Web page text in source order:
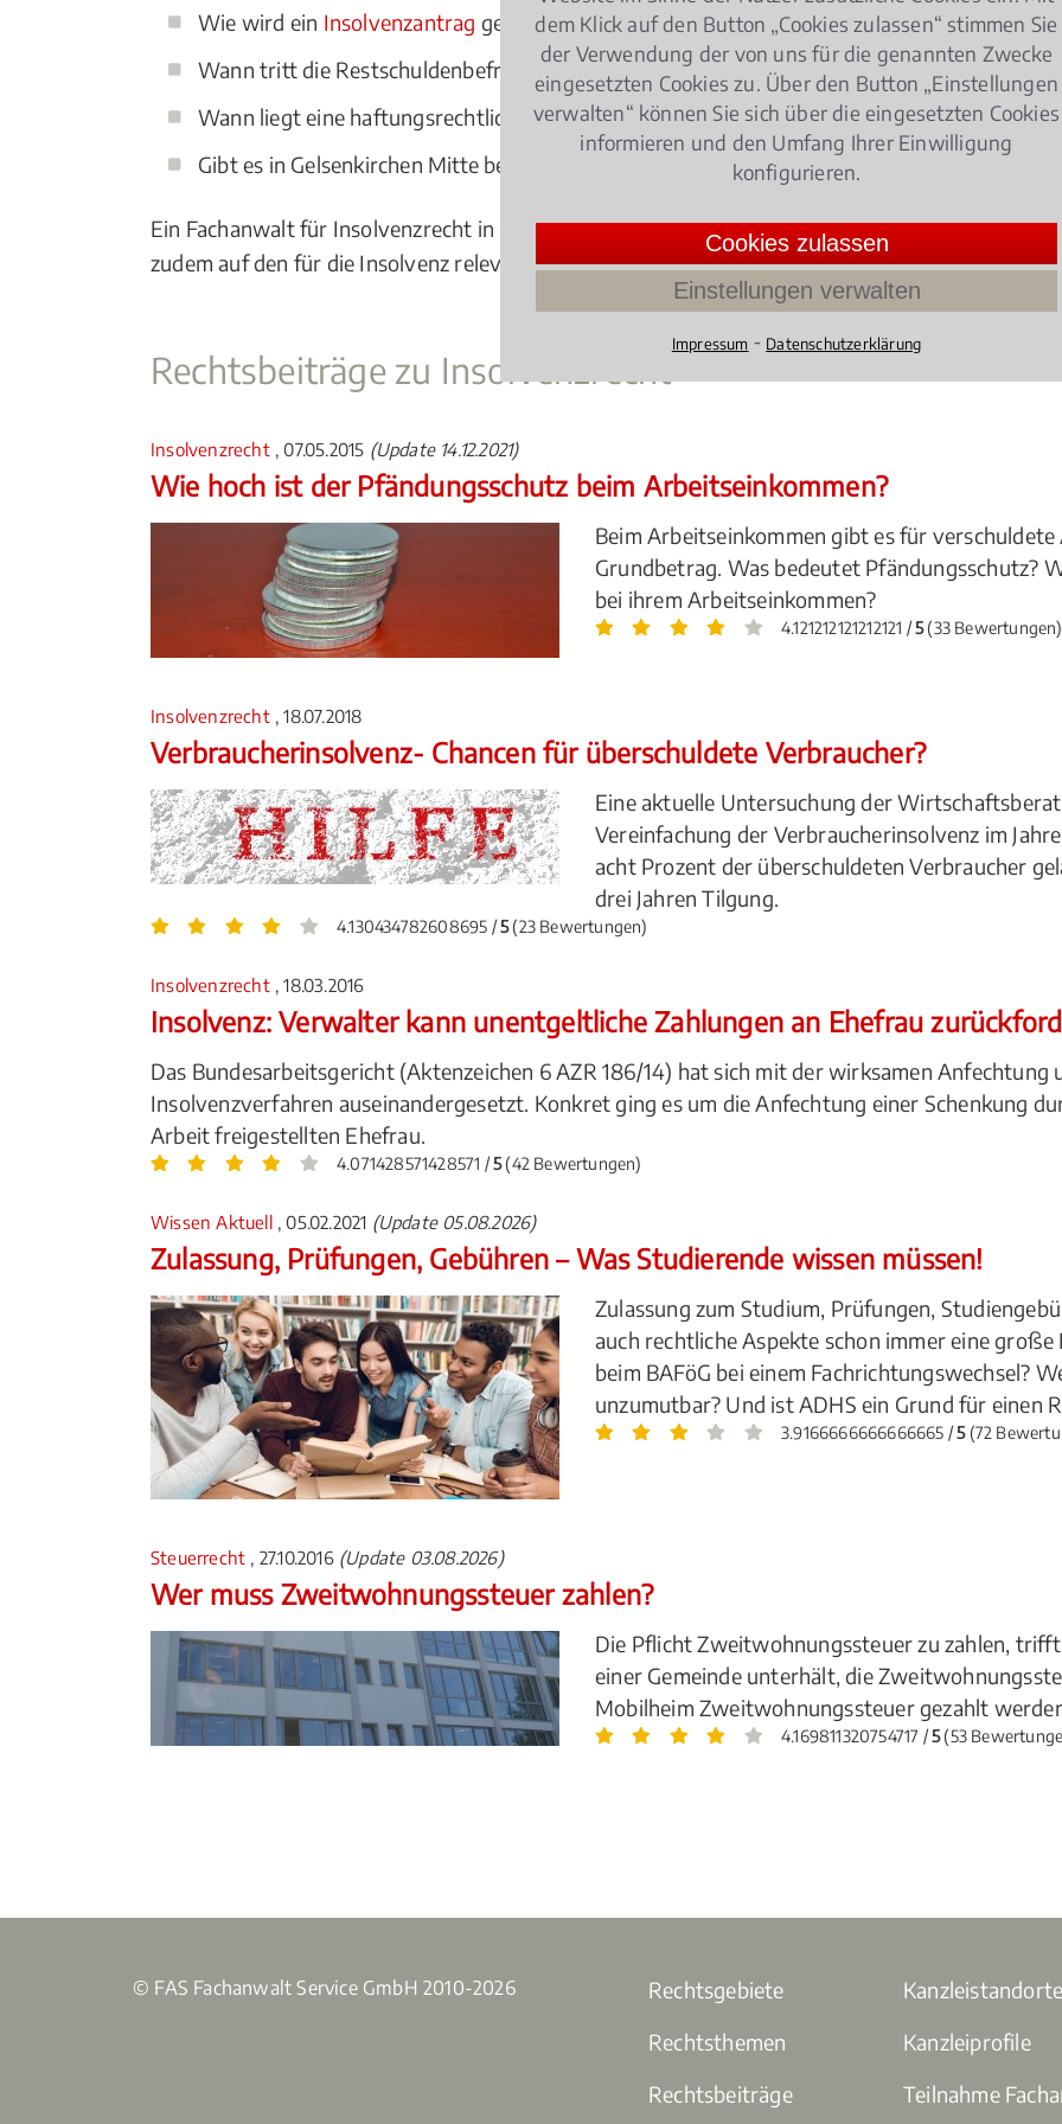
Wie wird ein Insolvenzantrag gestellt?
Wann tritt die Restschuldenbefreiung ein?
Wann liegt eine haftungsrechtlich relevante Überschuldung eines Unternehmens vor?
Gibt es in Gelsenkirchen Mitte besondere Regelungen im Hinblick auf das
Insolvenzrecht
Ein Fachanwalt für Insolvenzrecht in Gelsenkirchen Mitte ist ein kompetenter Berater in allen
zudem auf den für die Insolvenz relevanten Gebieten des Steuerrechts, Strafrechts,
Rechtsbeiträge zu Insolvenzrecht
Insolvenzrecht , 07.05.2015 (Update 14.12.2021)
Wie hoch ist der Pfändungsschutz beim Arbeitseinkommen?
Beim Arbeitseinkommen gibt es für
Grundbetrag. Was bedeutet Pfändungsschutz?
bei ihrem Arbeitseinkommen?
4.121212121212121 /5(33 Bewertungen)
Insolvenzrecht , 18.07.2018
Verbraucherinsolvenz- Chancen für überschuldete Verbraucher?
Eine aktuelle Untersuchung der
Vereinfachung der Verbraucherinsolvenz im
acht Prozent der überschuldeten Verbraucher
drei Jahren Tilgung.
4.130434782608695 /5(23 Bewertungen)
Insolvenzrecht , 18.03.2016
Insolvenz: Verwalter kann unentgeltliche Zahlungen an Ehefrau
Das Bundesarbeitsgericht (Aktenzeichen 6 AZR 186/14) hat sich mit der wirksamen
Insolvenzverfahren auseinandergesetzt. Konkret ging es um die Anfechtung einer Schenkung
Arbeit freigestellten Ehefrau.
4.071428571428571 /5(42 Bewertungen)
Wissen Aktuell , 05.02.2021 (Update 05.08.2026)
Zulassung, Prüfungen, Gebühren – Was Studierende wissen müssen!
Zulassung zum Studium, Prüfungen,
auch rechtliche Aspekte schon immer eine
beim BAFöG bei einem Fachrichtungswechsel?
unzumutbar? Und ist ADHS ein Grund für einen
3.9166666666666665 /5(72
Steuerrecht , 27.10.2016 (Update 03.08.2026)
Wer muss Zweitwohnungssteuer zahlen?
Die Pflicht Zweitwohnungssteuer zu zahlen,
einer Gemeinde unterhält, die
Mobilheim Zweitwohnungssteuer gezahlt
4.169811320754717 /5(53
© FAS Fachanwalt Service GmbH 2010-2026
Rechtsgebiete
Rechtsthemen
Rechtsbeiträge
Kanzleiprofile
Teilnahme
dem Klick auf den Button „Cookies zulassen“ stimmen Sie
der Verwendung der von uns für die genannten Zwecke
eingesetzten Cookies zu. Über den Button „Einstellungen
verwalten“ können Sie sich über die eingesetzten Cookies
informieren und den Umfang Ihrer Einwilligung
konfigurieren.
Cookies zulassen
Einstellungen verwalten
Impressum ⁃ Datenschutzerklärung